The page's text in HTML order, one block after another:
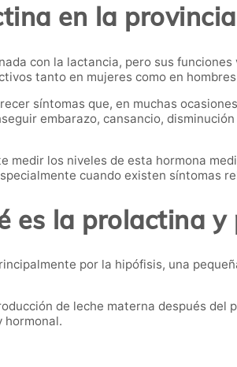
en la
con la lactancia, pero sus
tanto en mujeres como en
síntomas que, en muchas
embarazo, cansancio,
medir los niveles de esta hormona
cuando existen síntomas
es la prolactina y
por la hipófisis, una
de leche materna después
hormonal.